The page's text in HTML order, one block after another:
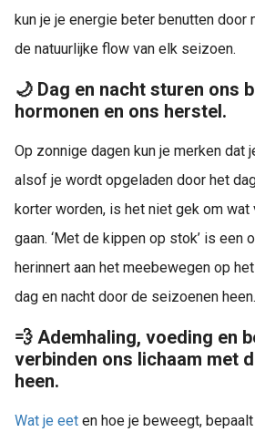
kun je je energie beter benutten door
de natuurlijke flow van elk seizoen.
🌙 Dag en nacht sturen ons
hormonen en ons herstel.
Op zonnige dagen kun je merken dat
alsof je wordt opgeladen door het
korter worden, is het niet gek om wat
gaan. ‘Met de kippen op stok’ is een
herinnert aan het meebewegen op
dag en nacht door de seizoenen heen.
💨 Ademhaling, voeding en
verbinden ons lichaam met
heen.
Wat je eet en hoe je beweegt,